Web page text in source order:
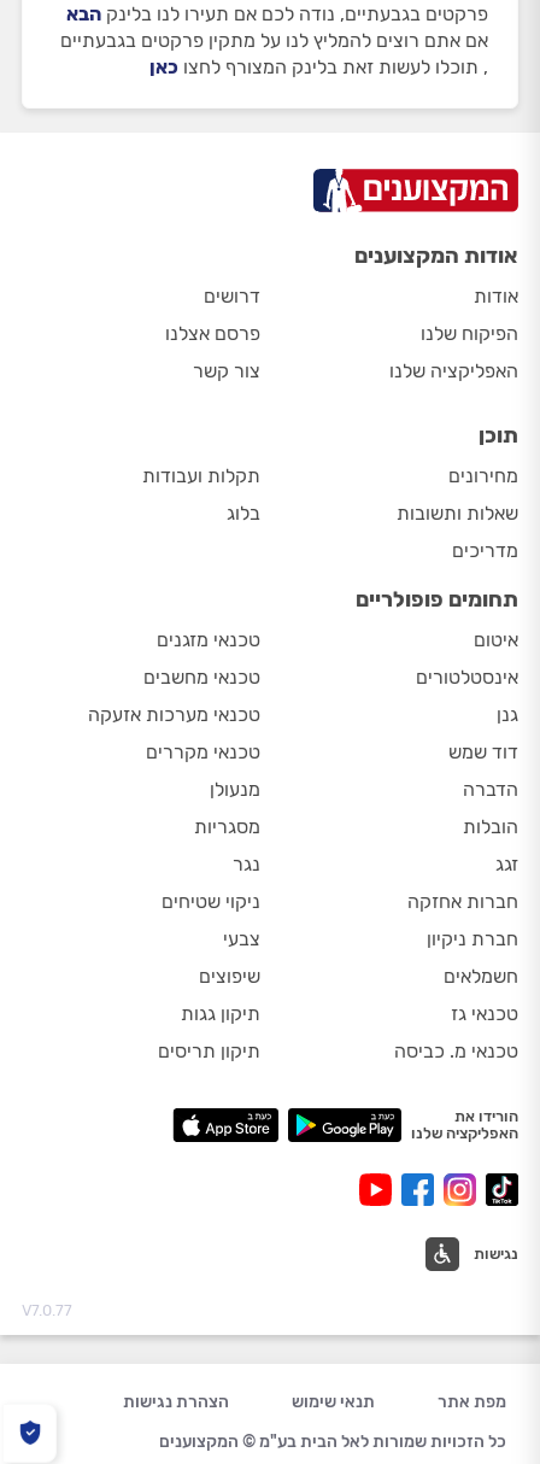
פרקטים בגבעתיים, נודה לכם אם תעירו לנו בלינק הבא
אם אתם רוצים להמליץ לנו על מתקין פרקטים בגבעתיים
, תוכלו לעשות זאת בלינק המצורף לחצו כאן
אודות המקצוענים
אודות
הפיקוח שלנו
האפליקציה שלנו
דרושים
פרסם אצלנו
צור קשר
תוכן
מחירונים
שאלות ותשובות
מדריכים
תקלות ועבודות
בלוג
תחומים פופולריים
איטום
אינסטלטורים
גנן
דוד שמש
הדברה
הובלות
זגג
חברות אחזקה
חברת ניקיון
חשמלאים
טכנאי גז
טכנאי מ. כביסה
טכנאי מזגנים
טכנאי מחשבים
טכנאי מערכות אזעקה
טכנאי מקררים
מנעולן
מסגריות
נגר
ניקוי שטיחים
צבעי
שיפוצים
תיקון גגות
תיקון תריסים
הורידו את
האפליקציה שלנו
נגישות
V7.0.77
מפת אתר תנאי שימוש
הצהרת נגישות
כל הזכויות שמורות לאל הבית בע"מ © המקצוענים